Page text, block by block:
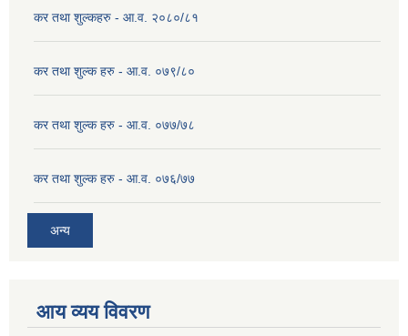
कर तथा शुल्कहरु - आ.व. २०८०/८१
कर तथा शुल्क हरु - आ.व. ०७९/८०
कर तथा शुल्क हरु - आ.व. ०७७/७८
कर तथा शुल्क हरु - आ.व. ०७६/७७
अन्य
आय व्यय विवरण